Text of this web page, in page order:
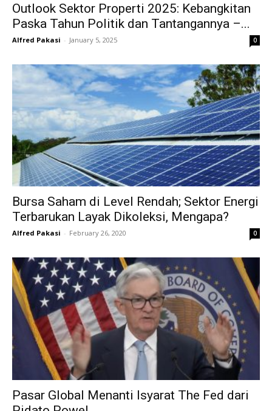
Outlook Sektor Properti 2025: Kebangkitan
Paska Tahun Politik dan Tantangannya –...
Alfred Pakasi - January 5, 2025 0
Bursa Saham di Level Rendah; Sektor Energi
Terbarukan Layak Dikoleksi, Mengapa?
Alfred Pakasi - February 26, 2020 0
Pasar Global Menanti Isyarat The Fed dari